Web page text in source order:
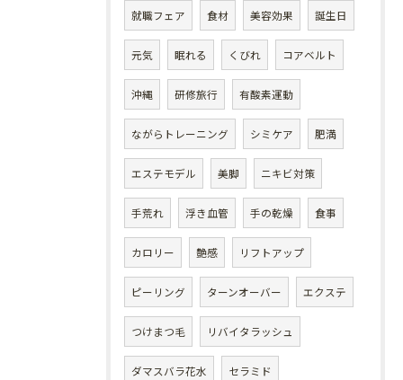
就職フェア 食材 美容効果 誕生日
元気 眠れる くびれ コアベルト
沖縄 研修旅行 有酸素運動
ながらトレーニング シミケア 肥満
エステモデル 美脚 ニキビ対策
手荒れ 浮き血管 手の乾燥 食事
カロリー 艶感 リフトアップ
ピーリング ターンオーバー エクステ
つけまつ毛 リバイタラッシュ
ダマスバラ花水 セラミド